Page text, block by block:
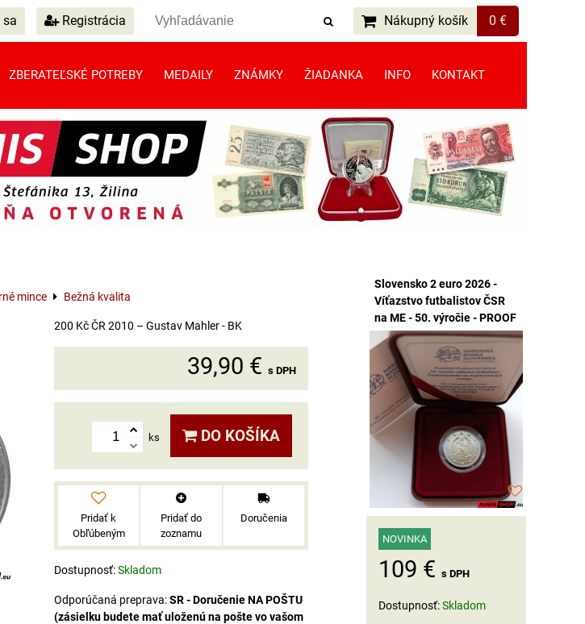
Registrácia Nákupný košík 0 €
ZBERATEĽSKÉ POTREBY MEDAILY ZNÁMKY ŽIADANKA INFO KONTAKT
mince Bežná kvalita
200 Kč ČR 2010 – Gustav Mahler - BK
39,90 € s DPH
ks DO KOŠÍKA
Pridať k
Obľúbeným
Pridať do
zoznamu
Doručenia
Dostupnosť:Skladom
SR - Doručenie NA POŠTU
(zásielku budete mať uloženú na pošte vo vašom
Slovensko 2 euro 2026 -
Víťazstvo futbalistov ČSR
na ME - 50. výročie - PROOF
NOVINKA
109 € s DPH
Dostupnosť:Skladom